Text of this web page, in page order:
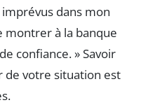
dans mon
montrer à la banque
confiance. » Savoir
de votre situation est